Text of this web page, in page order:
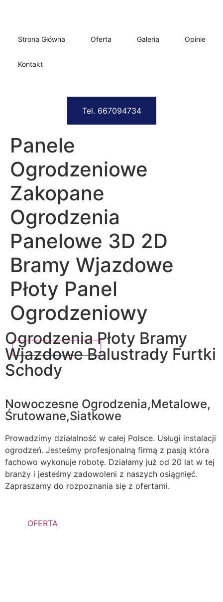
Strona Główna Oferta Galeria Opinie
Kontakt
Tel. 667094734
Panele
Ogrodzeniowe
Zakopane
Ogrodzenia
Panelowe 3D 2D
Bramy Wjazdowe
Płoty Panel
Ogrodzeniowy
Ogrodzenia Płoty Bramy
Wjazdowe Balustrady Furtki
Schody
Nowoczesne Ogrodzenia,Metalowe,
Śrutowane,Siatkowe
Prowadzimy działalność w całej Polsce. Usługi instalacji
ogrodzeń. Jesteśmy profesjonalną firmą z pasją która
fachowo wykonuje robotę. Działamy już od 20 lat w tej
branży i jesteśmy zadowoleni z naszych osiągnięć.
Zapraszamy do rozpoznania się z ofertami.
OFERTA